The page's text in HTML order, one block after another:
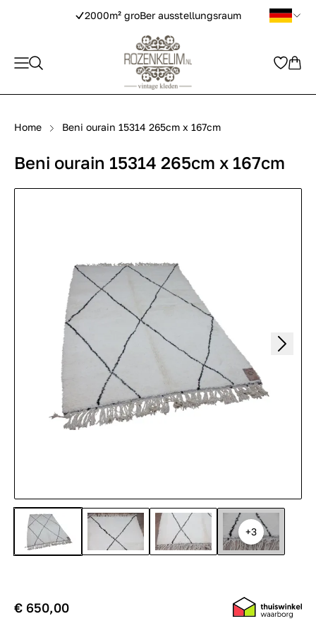
2000m² groBer ausstellungsraum
Home Beni ourain 15314 265cm x 167cm
+3
Beni ourain 15314 265cm x 167cm
€ 650,00